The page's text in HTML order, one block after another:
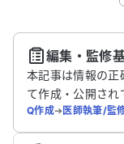
こちらは送信専
編集・監修
本記事は情報の正
て作成・公開され
Q作成➔医師執筆/監